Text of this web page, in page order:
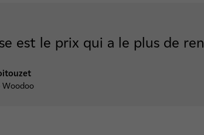
est le prix qui a le plus de
Woodoo